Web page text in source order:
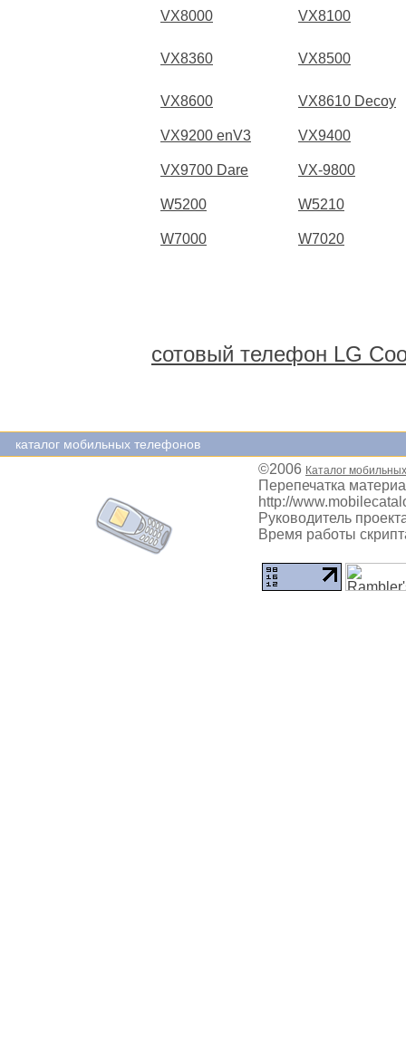
VX8000 VX8100
VX8360 VX8500
VX8600 VX8610 Decoy
VX9200 enV3 VX9400
VX9700 Dare VX-9800
W5200 W5210
W7000 W7020
сотовый телефон LG
каталог мобильных телефонов
©2006 Каталог
Перепечатка
http://
Руководитель
Время работы